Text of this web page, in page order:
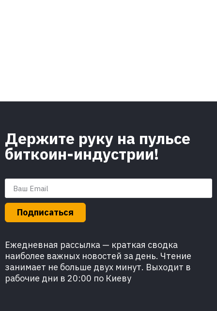
Держите руку на пульсе
биткоин-индустрии!
Подписаться
Ежедневная рассылка — краткая сводка
наиболее важных новостей за день. Чтение
занимает не больше двух минут. Выходит в
рабочие дни в 20:00 по Киеву